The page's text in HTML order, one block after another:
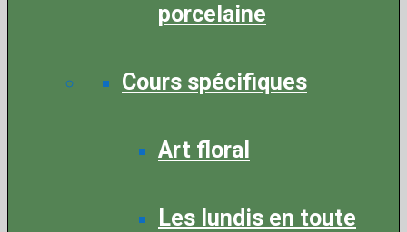
porcelaine
Cours spécifiques
Art floral
Les lundis en toute